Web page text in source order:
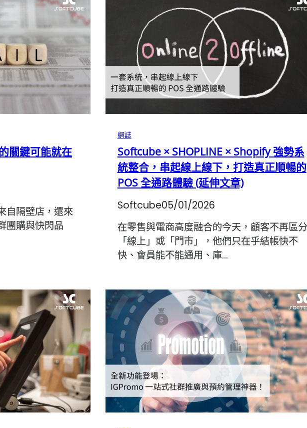
關鍵可能就在
自隔壁店，還來
團購與快閃品
網誌
Softcube × SHOPLINE × Shopify 強勢系
統整合，串起線上線下，打造真正順暢的
POS 全通路體驗 (延伸文章)
Softcube05/01/2026
在零售與電商高度融合的今天，顧客不再區分
「線上」或「門市」，他們只在乎結帳快不
快、會員能不能通用、庫…